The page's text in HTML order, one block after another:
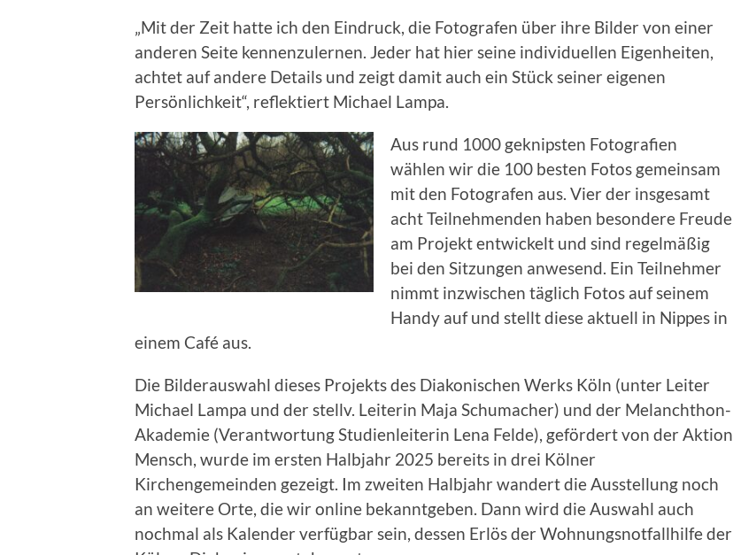
„Mit der Zeit hatte ich den Eindruck, die Fotografen über ihre Bilder von einer
anderen Seite kennenzulernen. Jeder hat hier seine individuellen Eigenheiten,
achtet auf andere Details und zeigt damit auch ein Stück seiner eigenen
Persönlichkeit“, reflektiert Michael Lampa.
Aus rund 1000 geknipsten Fotografien
wählen wir die 100 besten Fotos gemeinsam
mit den Fotografen aus. Vier der insgesamt
acht Teilnehmenden haben besondere Freude
am Projekt entwickelt und sind regelmäßig
bei den Sitzungen anwesend. Ein Teilnehmer
nimmt inzwischen täglich Fotos auf seinem
Handy auf und stellt diese aktuell in Nippes in
einem Café aus.
Die Bilderauswahl dieses Projekts des Diakonischen Werks Köln (unter Leiter
Michael Lampa und der stellv. Leiterin Maja Schumacher) und der Melanchthon-
Akademie (Verantwortung Studienleiterin Lena Felde), gefördert von der Aktion
Mensch, wurde im ersten Halbjahr 2025 bereits in drei Kölner
Kirchengemeinden gezeigt. Im zweiten Halbjahr wandert die Ausstellung noch
an weitere Orte, die wir online bekanntgeben. Dann wird die Auswahl auch
nochmal als Kalender verfügbar sein, dessen Erlös der Wohnungsnotfallhilfe der